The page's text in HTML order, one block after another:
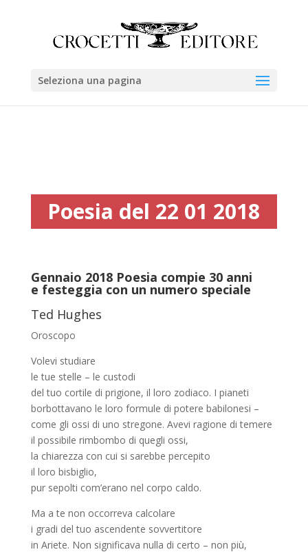
Seleziona una pagina
Poesia del 22 01 2018
Gennaio 2018Poesia compie 30anni
e festeggia con un numero speciale
Ted Hughes
Oroscopo
Volevi studiare
le tue stelle – le custodi
del tuo cortile di prigione, il loro zodiaco. I pianeti
borbottavano le loro formule di potere babilonesi –
come gli ossi di uno stregone. Avevi ragione di temere
il possibile rimbombo di quegli ossi,
la chiarezza con cui si sarebbe percepito
il loro bisbiglio,
pur sepolti com’erano nel corpo caldo.
Ma a te non occorreva calcolare
i gradi del tuo ascendente sovvertitore
in Ariete. Non significava nulla di certo – non più,